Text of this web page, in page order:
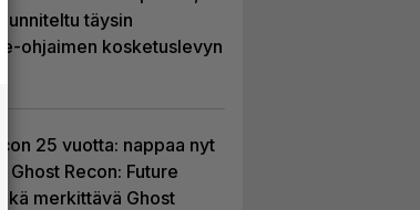
täysin
ohjaimen kosketuslevyn
25 vuotta: nappaa nyt
Ghost Recon: Future
merkittävä Ghost